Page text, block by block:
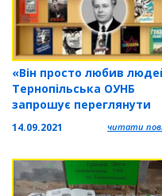
«Він просто любив
Тернопільська ОУНБ
запрошує переглянути
14.09.2021 читати